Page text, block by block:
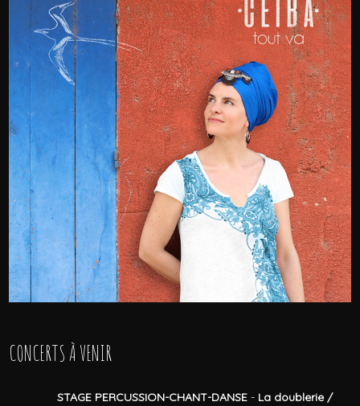
CONCERTS À VENIR
STAGE PERCUSSION-CHANT-DANSE - La doublerie /